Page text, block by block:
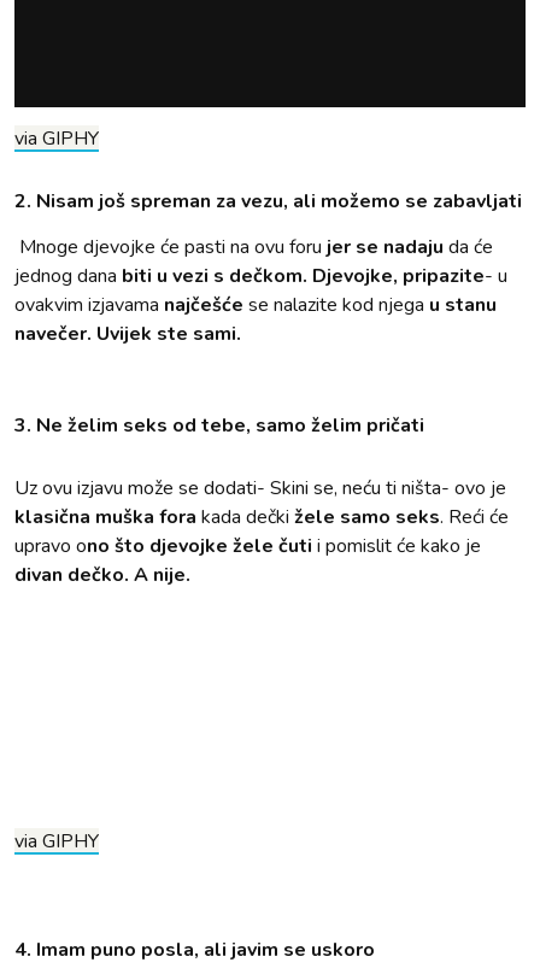
via GIPHY
2. Nisam još spreman za vezu, ali možemo se zabavljati
Mnoge djevojke će pasti na ovu foru jer se nadaju da će
jednog dana biti u vezi s dečkom. Djevojke, pripazite- u
ovakvim izjavama najčešće se nalazite kod njega u stanu
navečer. Uvijek ste sami.
3. Ne želim seks od tebe, samo želim pričati
Uz ovu izjavu može se dodati- Skini se, neću ti ništa- ovo je
klasična muška fora kada dečki žele samo seks. Reći će
upravo ono što djevojke žele čuti i pomislit će kako je
divan dečko. A nije.
via GIPHY
4. Imam puno posla, ali javim se uskoro